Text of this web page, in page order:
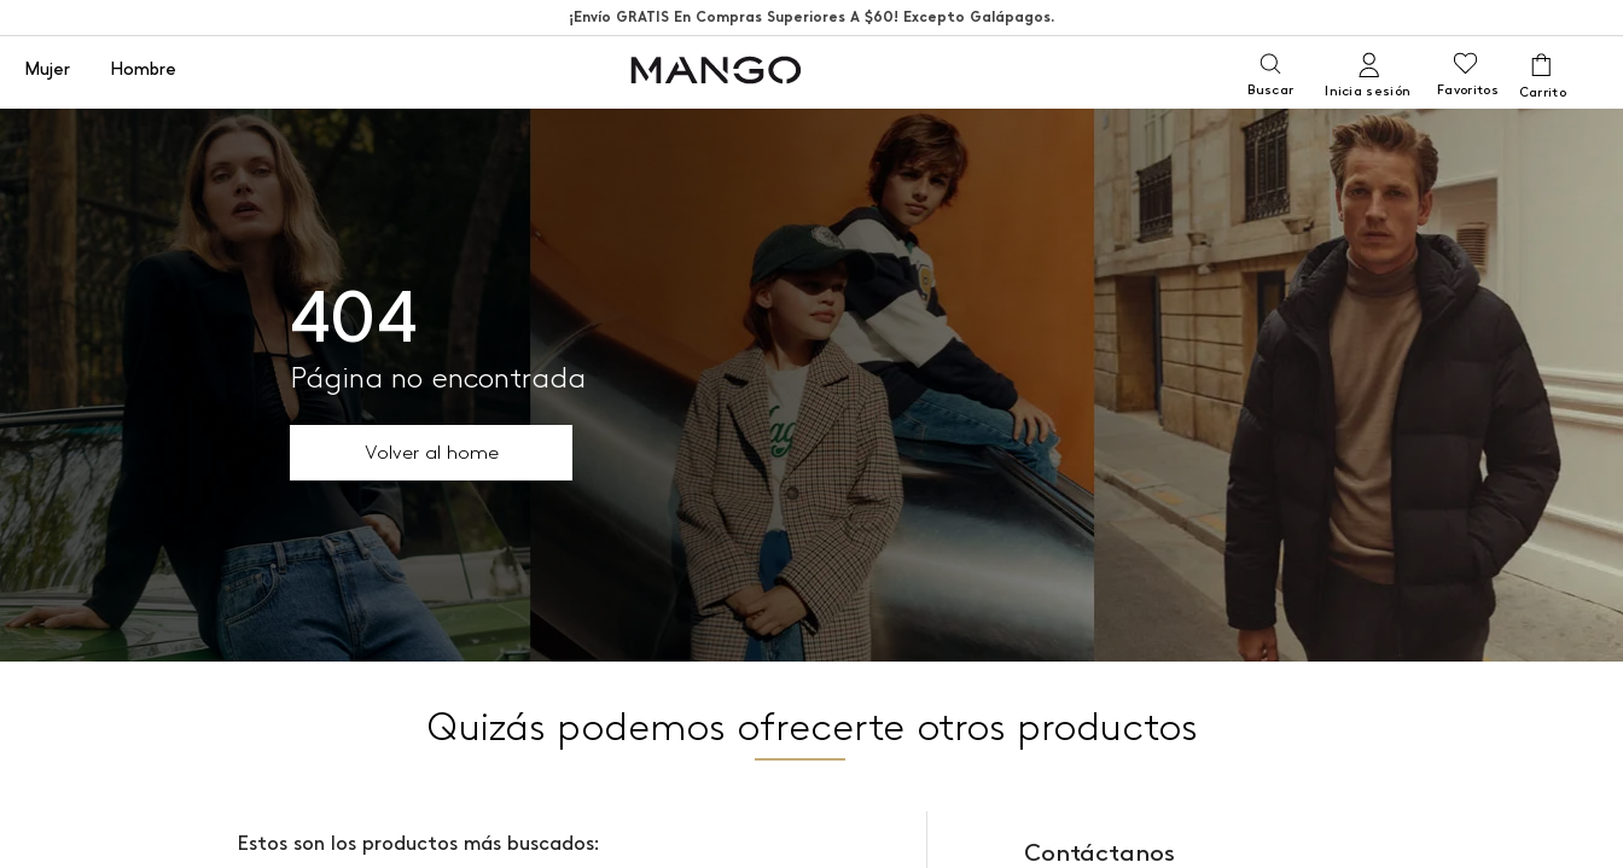
¡Envío GRATIS En Compras Superiores A $60! Excepto Galápagos.
Menú
Mujer Hombre
Buscar Inicia sesión Favoritos
404
Página no encontrada
Volver al home
Quizás podemos ofrecerte otros productos
Estos son los productos más buscados: Contáctanos